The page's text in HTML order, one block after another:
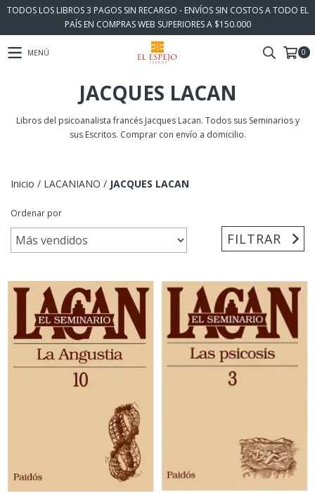
TODOS LOS LIBROS 3 PAGOS SIN RECARGO - ENVÍOS SIN COSTOS A TODO EL
PAÍS EN COMPRAS WEB SUPERIORES A $150.000
MENÚ 0
JACQUES LACAN
Libros del psicoanalista francés Jacques Lacan. Todos sus Seminarios y
sus Escritos. Comprar con envío a domicilio.
Inicio / LACANIANO / JACQUES LACAN
Ordenar por
FILTRAR